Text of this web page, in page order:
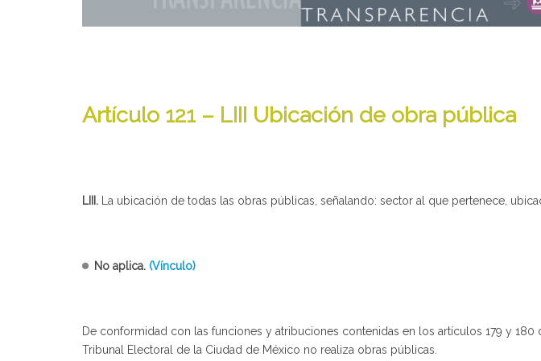
Artículo 121 – LIII Ubicación de obra pública
LIII. La ubicación de todas las obras públicas, señalando: sector al que pertenece,
No aplica. (Vínculo)
De conformidad con las funciones y atribuciones contenidas en los artículos 179 y
Tribunal Electoral de la Ciudad de México no realiza obras públicas.